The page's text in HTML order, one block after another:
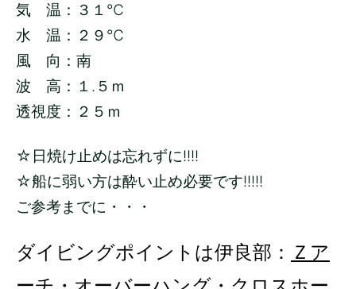
気 温：３１℃
水 温：２９ ℃
風 向：南
波 高：１.５ｍ
透視度：２５ｍ
☆日焼け止めは忘れずに!!!!
☆船に弱い方は酔い止め必要です!!!!!
ご参考までに・・・
ダイビングポイントは伊良部： Ｚア